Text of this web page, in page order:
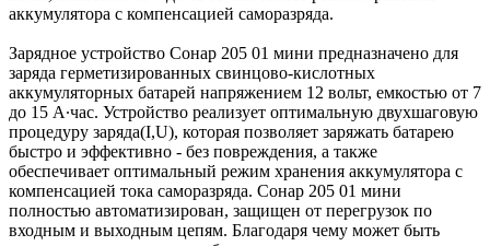
аккумулятора с компенсацией саморазряда.
Зарядное устройство Сонар 205 01 мини предназначено для
заряда герметизированных свинцово-кислотных
аккумуляторных батарей напряжением 12 вольт, емкостью от 7
до 15 А∙час. Устройство реализует оптимальную двухшаговую
процедуру заряда(I,U), которая позволяет заряжать батарею
быстро и эффективно - без повреждения, а также
обеспечивает оптимальный режим хранения аккумулятора с
компенсацией тока саморазряда. Сонар 205 01 мини
полностью автоматизирован, защищен от перегрузок по
входным и выходным цепям. Благодаря чему может быть